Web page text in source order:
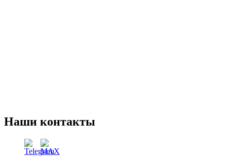
Наши контакты